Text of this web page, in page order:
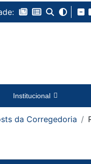
Institucional
da Corregedoria